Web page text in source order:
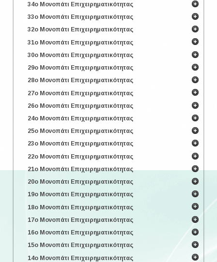
34ο Μονοπάτι Επιχειρηματικότητας
33ο Μονοπάτι Επιχειρηματικότητας
32ο Μονοπάτι Επιχειρηματικότητας
31ο Μονοπάτι Επιχειρηματικότητας
30ο Μονοπάτι Επιχειρηματικότητας
29ο Μονοπάτι Επιχειρηματικότητας
28ο Μονοπάτι Επιχειρηματικότητας
27ο Μονοπάτι Επιχειρηματικότητας
26ο Μονοπάτι Επιχειρηματικότητας
24ο Μονοπάτι Επιχειρηματικότητας
25ο Μονοπάτι Επιχειρηματικότητας
23ο Μονοπάτι Επιχειρηματικότητας
22ο Μονοπάτι Επιχειρηματικότητας
21ο Μονοπάτι Επιχειρηματικότητας
20ο Μονοπάτι Επιχειρηματικότητας
19ο Μονοπάτι Επιχειρηματικότητας
18ο Μονοπάτι Επιχειρηματικότητας
17ο Μονοπάτι Επιχειρηματικότητας
16ο Μονοπάτι Επιχειρηματικότητας
15ο Μονοπάτι Επιχειρηματικότητας
14ο Μονοπάτι Επιχειρηματικότητας